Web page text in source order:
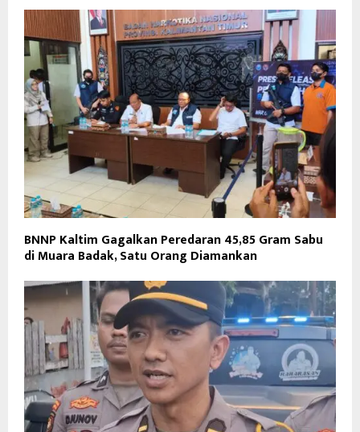
BNNP Kaltim Gagalkan Peredaran 45,85 Gram Sabu
di Muara Badak, Satu Orang Diamankan